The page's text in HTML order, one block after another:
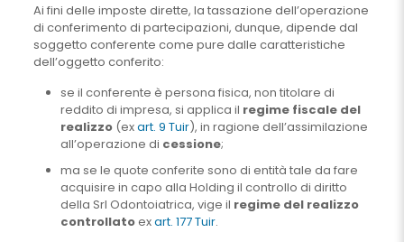
Ai fini delle imposte dirette, la tassazione dell’operazione
di conferimento di partecipazioni, dunque, dipende dal
soggetto conferente come pure dalle caratteristiche
dell’oggetto conferito:
se il conferente è persona fisica, non titolare di
reddito di impresa, si applica il regime fiscale del
realizzo(exart. 9 Tuir), in ragione dell’assimilazione
all’operazione di cessione;
ma se le quote conferite sono di entità tale da fare
acquisire in capo alla Holding il controllo di diritto
della Srl Odontoiatrica, vige il regime del realizzo
controllatoexart. 177 Tuir.